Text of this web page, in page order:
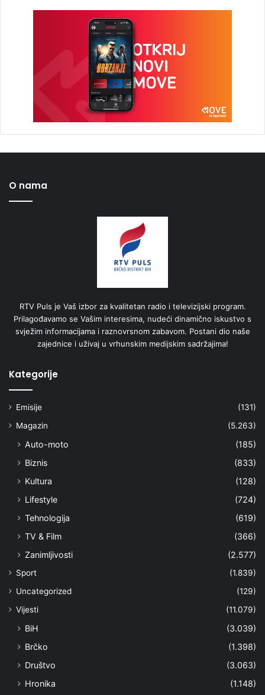
O nama
RTV Puls je Vaš izbor za kvalitetan radio i televizijski program.
Prilagođavamo se Vašim interesima, nudeći dinamično iskustvo s
svježim informacijama i raznovrsnom zabavom. Postani dio naše
zajednice i uživaj u vrhunskim medijskim sadržajima!
Kategorije
Emisije
(131)
Magazin
(5.263)
Auto-moto
(185)
Biznis
(833)
Kultura
(128)
Lifestyle
(724)
Tehnologija
(619)
TV & Film
(366)
Zanimljivosti
(2.577)
Sport
(1.839)
Uncategorized
(129)
Vijesti
(11.079)
BiH
(3.039)
Brčko
(1.398)
Društvo
(3.063)
Hronika
(1.148)